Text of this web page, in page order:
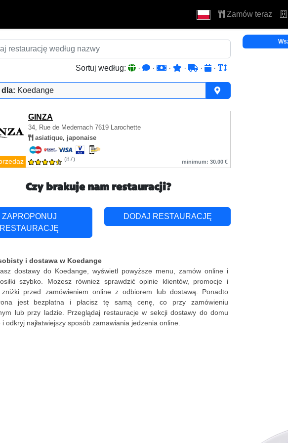
Zamów teraz
Sortuj według: · · · · · ·
Koedange
GINZA
34, Rue de Medernach 7619 Larochette
asiatique, japonaise
(87) minimum: 30.00 €
Czy brakuje nam restauracji?
ZAPROPONUJ
RESTAURACJĘ
DODAJ RESTAURACJĘ
i dostawa w Koedange
dostawy do Koedange, wyświetl powyższe menu, zamów online i
szybko. Możesz również sprawdzić opinie klientów, promocje i
zniżki przed zamówieniem online z odbiorem lub dostawą. Ponadto
jest bezpłatna i płacisz tę samą cenę, co przy zamówieniu
lub przy ladzie. Przeglądaj restauracje w sekcji dostawy do domu
i odkryj najłatwiejszy sposób zamawiania jedzenia online.